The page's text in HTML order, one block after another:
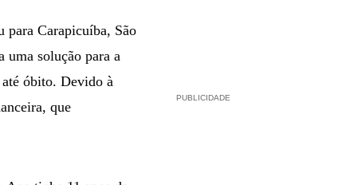
para Carapicuíba, São
uma solução para a
até óbito. Devido à
que
PUBLICIDADE